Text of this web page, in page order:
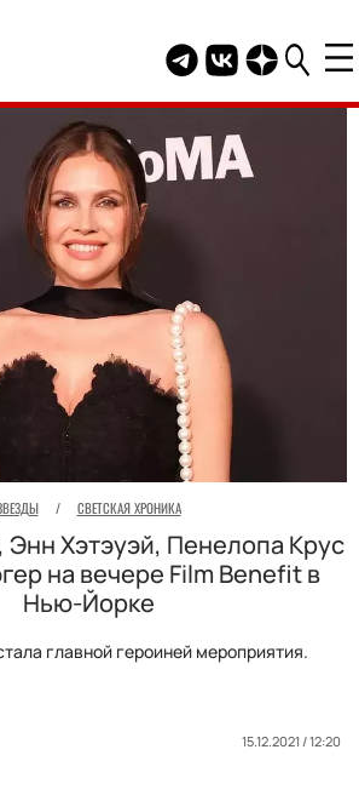
Telegram канал
Группа HELLO
Канал
/ СВЕТСКАЯ ХРОНИКА
Хэтэуэй, Пенелопа Крус
на вечере Film Benefit в
Нью-Йорке
главной героиней мероприятия.
15.12.2021 / 12:20